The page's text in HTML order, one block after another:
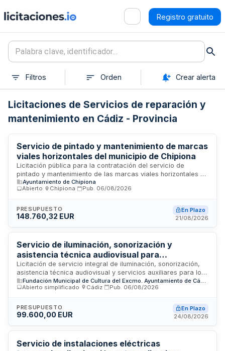
Registro gratuito
Filtros Orden Crear alerta
Licitaciones de Servicios de reparación y
mantenimiento en Cádiz - Provincia
Servicio de pintado y mantenimiento de marcas
viales horizontales del municipio de Chipiona
Licitación pública para la contratación del servicio de
pintado y mantenimiento de las marcas viales horizontales en
el término municipal de Chipiona. El contrato comprende la
ejecución de trabajos de señalización vial horizontal,
Contratos del Sector Público. Se adjudicará mediante
procedimiento abierto, permitiendo la presentación de
la entidad local de Chipiona.
Ayuntamiento de Chipiona
Abierto
Chipiona Pub. 06/08/2026
PRESUPUESTO
148.760,32 EUR
En Plazo
21/08/2026
Servicio de iluminación, sonorización y
asistencia técnica audiovisual para
espectáculos del programa Cádiz Orgullos@s
de Nuestra Historia 2026
Licitación de servicio integral de iluminación, sonorización,
asistencia técnica audiovisual y servicios auxiliares para los
espectáculos programados dentro de la iniciativa Cádiz
Orgullos@s de Nuestra Historia, con enfoque en el tema
administrativa de servicios, se ejecutará durante el año 2026
y está regulado por la Ley 9/2017 de Contratos del Sector
para garantizar la correcta realización de las prestaciones
técnicas y audiovisuales requeridas en los diferentes actos y
espectáculos del programa cultural.
Abierto simplificado
Cádiz Pub. 06/08/2026
PRESUPUESTO
99.600,00 EUR
En Plazo
24/08/2026
Servicio de instalaciones eléctricas